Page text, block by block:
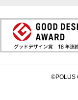
©POLUS